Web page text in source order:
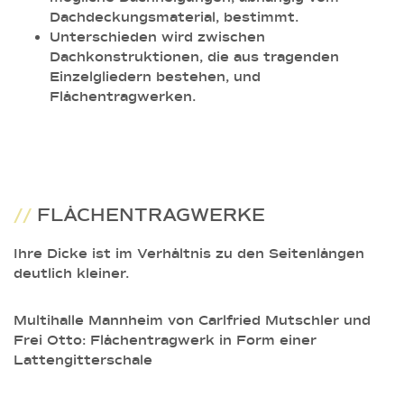
Dachdeckungsmaterial, bestimmt.
Unterschieden wird zwischen
Dachkonstruktionen, die aus tragenden
Einzelgliedern bestehen, und
Flächentragwerken.
// FLÄCHENTRAGWERKE
Ihre Dicke ist im Verhältnis zu den Seitenlängen
deutlich kleiner.
Multihalle Mannheim von Carlfried Mutschler und
Frei Otto: Flächentragwerk in Form einer
Lattengitterschale